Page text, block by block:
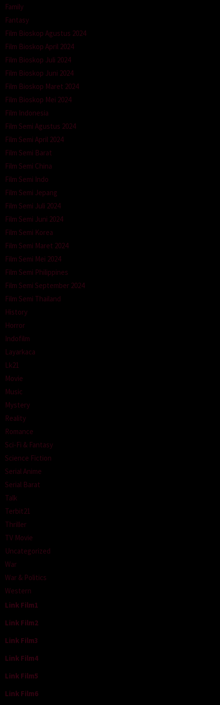
Family
Fantasy
Film Bioskop Agustus 2024
Film Bioskop April 2024
Film Bioskop Juli 2024
Film Bioskop Juni 2024
Film Bioskop Maret 2024
Film Bioskop Mei 2024
Film Indonesia
Film Semi Agustus 2024
Film Semi April 2024
Film Semi Barat
Film Semi China
Film Semi Indo
Film Semi Jepang
Film Semi Juli 2024
Film Semi Juni 2024
Film Semi Korea
Film Semi Maret 2024
Film Semi Mei 2024
Film Semi Philippines
Film Semi September 2024
Film Semi Thailand
History
Horror
Indofilm
Layarkaca
Lk21
Movie
Music
Mystery
Reality
Romance
Sci-Fi & Fantasy
Science Fiction
Serial Anime
Serial Barat
Talk
Terbit21
Thriller
TV Movie
Uncategorized
War
War & Politics
Western
Link Film1
Link Film2
Link Film3
Link Film4
Link Film5
Link Film6